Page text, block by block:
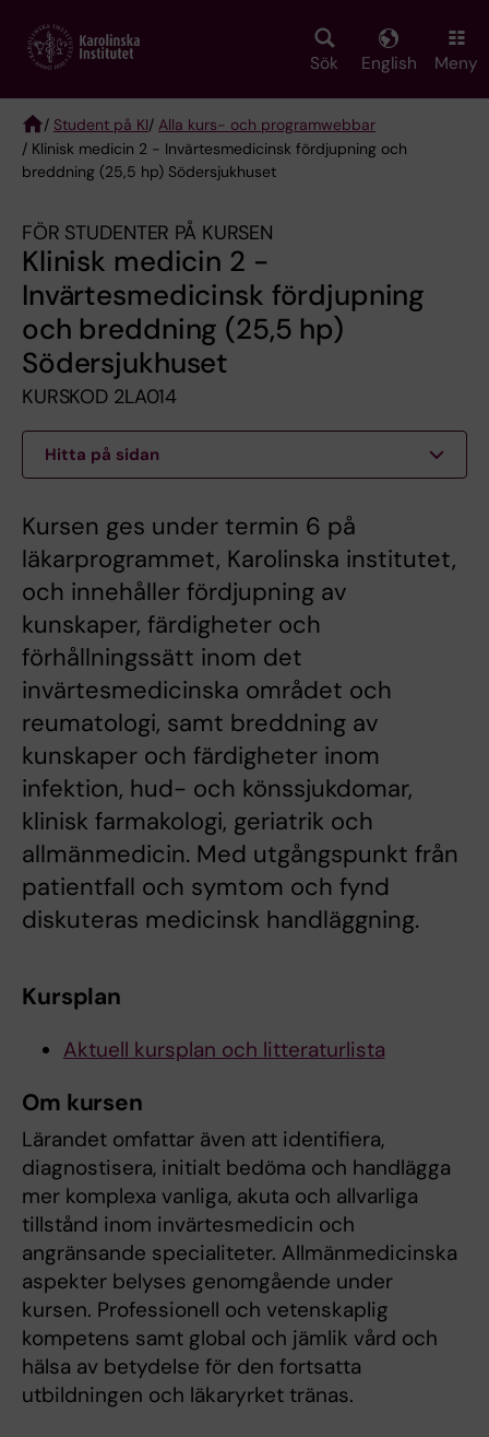
main
Sök English Meny
Breadcrumb
/ Student på KI/ Alla kurs- och programwebbar
/ Klinisk medicin 2 - Invärtesmedicinsk fördjupning och
breddning (25,5 hp) Södersjukhuset
FÖR STUDENTER PÅ KURSEN
Klinisk medicin 2 -
Invärtesmedicinsk fördjupning
och breddning (25,5 hp)
Södersjukhuset
KURSKOD 2LA014
Hitta på sidan
Kursen ges under termin 6 på
läkarprogrammet, Karolinska institutet,
och innehåller fördjupning av
kunskaper, färdigheter och
förhållningssätt inom det
invärtesmedicinska området och
reumatologi, samt breddning av
kunskaper och färdigheter inom
infektion, hud- och könssjukdomar,
klinisk farmakologi, geriatrik och
allmänmedicin. Med utgångspunkt från
patientfall och symtom och fynd
diskuteras medicinsk handläggning.
Kursplan
Aktuell kursplan och litteraturlista
Om kursen
Lärandet omfattar även att identifiera,
diagnostisera, initialt bedöma och handlägga
mer komplexa vanliga, akuta och allvarliga
tillstånd inom invärtesmedicin och
angränsande specialiteter. Allmänmedicinska
aspekter belyses genomgående under
kursen. Professionell och vetenskaplig
kompetens samt global och jämlik vård och
hälsa av betydelse för den fortsatta
utbildningen och läkaryrket tränas.